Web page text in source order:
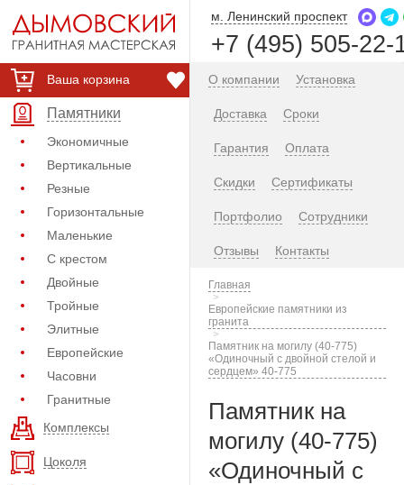
Ваша корзина
Памятники
Экономичные
Вертикальные
Резные
Горизонтальные
Маленькие
С крестом
Двойные
Тройные
Элитные
Европейские
Часовни
Гранитные
Комплексы
Цоколя
м. Ленинский проспект
+7 (495) 505-22-
О компании Установка
Доставка Сроки
Гарантия Оплата
Скидки Сертификаты
Портфолио Сотрудники
Отзывы Контакты
Главная
Европейские памятники из
гранита
Памятник на могилу (40-775)
«Одиночный с двойной стелой и
сердцем» 40-775
Памятник на
могилу (40-775)
«Одиночный с